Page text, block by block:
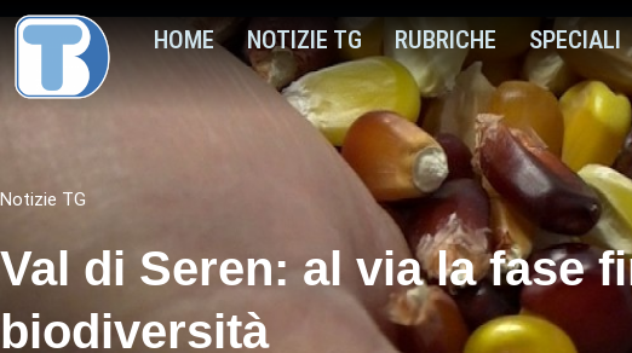
HOME NOTIZIE TG RUBRICHE SPECIALI
Notizie TG
Val di Seren: al via la fase
biodiversità